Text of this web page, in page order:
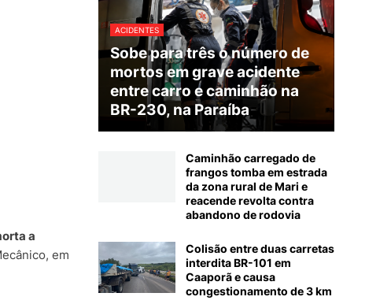
a
em
ACIDENTES
Sobe para três o número de
mortos em grave acidente
entre carro e caminhão na
BR-230, na Paraíba
Caminhão carregado de
frangos tomba em estrada
da zona rural de Mari e
reacende revolta contra
abandono de rodovia
Colisão entre duas carretas
interdita BR-101 em
Caaporã e causa
congestionamento de 3 km